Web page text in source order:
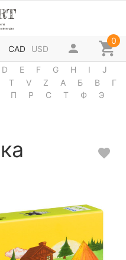
CAD USD
0
D E F G H I
J
T V Z А Б В
Г
П Р С Т Ф
Э